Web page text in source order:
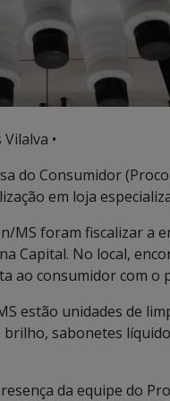
•
do Consumidor
em loja
MS foram fiscalizar a
Capital. No local,
ao consumidor com o
estão unidades de
sabonetes
da equipe do